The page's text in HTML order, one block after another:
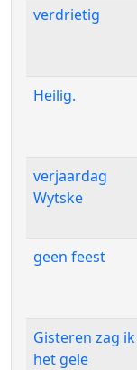
verdrietig
Heilig.
verjaardag
Wytske
geen feest
Gisteren zag ik
het gele